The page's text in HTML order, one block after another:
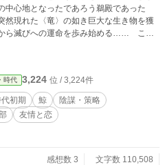
中心地となったであろう鵜殿であった
然現れた〈竜〉の如き巨大な生き物を獲
ら滅びへの運命を歩み始める…… これ
弄される若き鯨猟夫たちの青春譚であ
時代 3,224 位 / 3,224件
初期 鯨
陰謀・策略
友情と恋
感想数 3
文字数 110,508